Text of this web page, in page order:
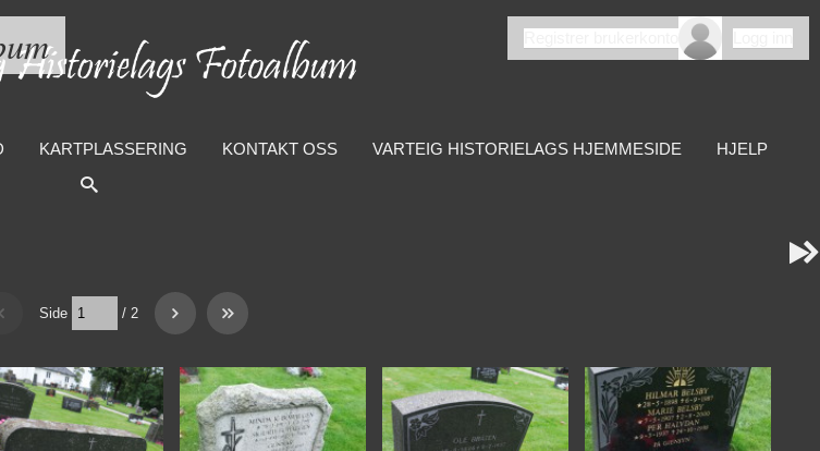
KARTPLASSERING KONTAKT OSS VARTEIG HISTORIELAGS HJEMMESIDE HJELP

Side / 2